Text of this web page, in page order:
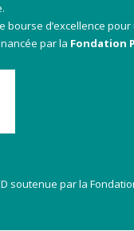
d’excellence
par la Fondation
soutenue par la